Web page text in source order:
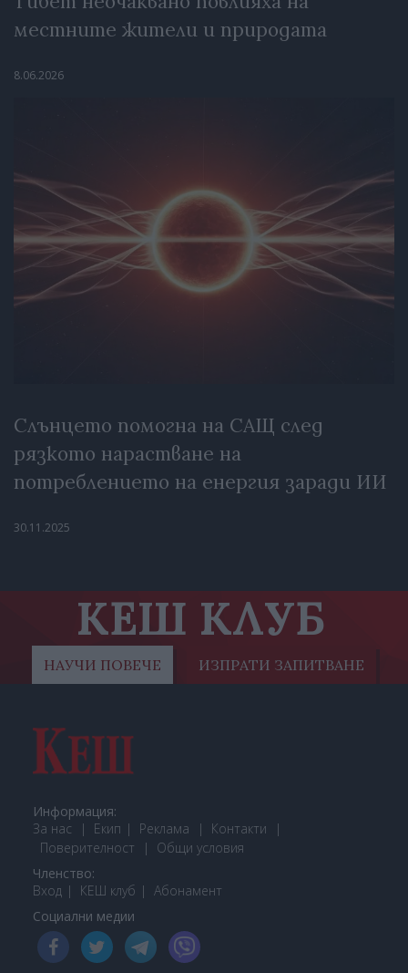
местните жители и природата
8.06.2026
Слънцето помогна на САЩ след
рязкото нарастване на
потреблението на енергия заради ИИ
30.11.2025
КЕШ КЛУБ
НАУЧИ ПОВЕЧЕ ИЗПРАТИ ЗАПИТВАНЕ
Информация:
За нас
Екип Реклама
Контакти
Поверителност
Общи условия
Членство:
Вход
КЕШ клуб Абонамент
Социални медии